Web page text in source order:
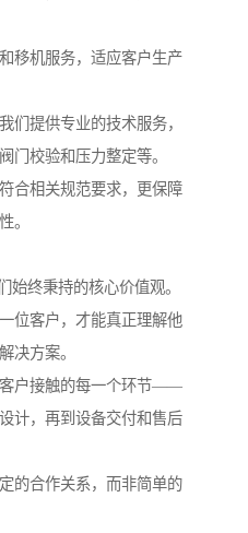
移机服务，适应客户生产
们提供专业的技术服务，
门校验和压力整定等。
合相关规范要求，更保障
。
始终秉持的核心价值观。
位客户，才能真正理解他
决方案。
户接触的每一个环节——
计，再到设备交付和售后
的合作关系，而非简单的